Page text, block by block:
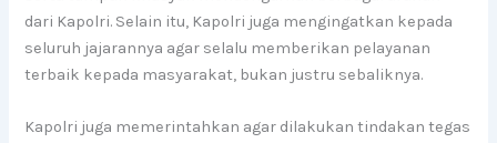
dari Kapolri. Selain itu, Kapolri juga mengingatkan kepada
seluruh jajarannya agar selalu memberikan pelayanan
terbaik kepada masyarakat, bukan justru sebaliknya.
Kapolri juga memerintahkan agar dilakukan tindakan tegas